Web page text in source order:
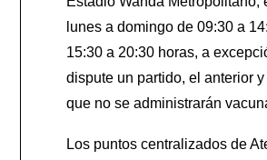
lunes a domingo de 09:30 a
15:30 a 20:30 horas, a
dispute un partido, el anterior
que no se administrarán
Los puntos centralizados de